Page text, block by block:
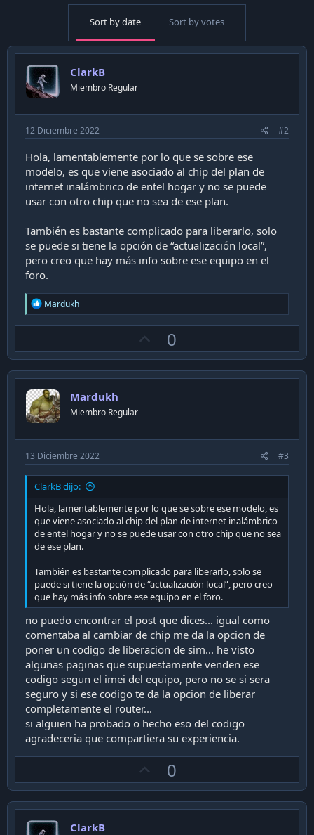
Sort by date Sort by votes
ClarkB
Miembro Regular
12 Diciembre 2022 #2
Hola, lamentablemente por lo que se sobre ese
modelo, es que viene asociado al chip del plan de
internet inalámbrico de entel hogar y no se puede
usar con otro chip que no sea de ese plan.
También es bastante complicado para liberarlo, solo
se puede si tiene la opción de “actualización local”,
pero creo que hay más info sobre ese equipo en el
foro.
R
e
a
i
o
n
s
:
Mardukh
p
v
0
Mardukh
Miembro Regular
13 Diciembre 2022 #3
ClarkB dijo:
Hola, lamentablemente por lo que se sobre ese modelo, es
que viene asociado al chip del plan de internet inalámbrico
de entel hogar y no se puede usar con otro chip que no sea
de ese plan.
También es bastante complicado para liberarlo, solo se
puede si tiene la opción de “actualización local”, pero creo
que hay más info sobre ese equipo en el foro.
no puedo encontrar el post que dices... igual como
comentaba al cambiar de chip me da la opcion de
poner un codigo de liberacion de sim... he visto
algunas paginas que supuestamente venden ese
codigo segun el imei del equipo, pero no se si sera
seguro y si ese codigo te da la opcion de liberar
completamente el router...
si alguien ha probado o hecho eso del codigo
agradeceria que compartiera su experiencia.
p
v
0
ClarkB